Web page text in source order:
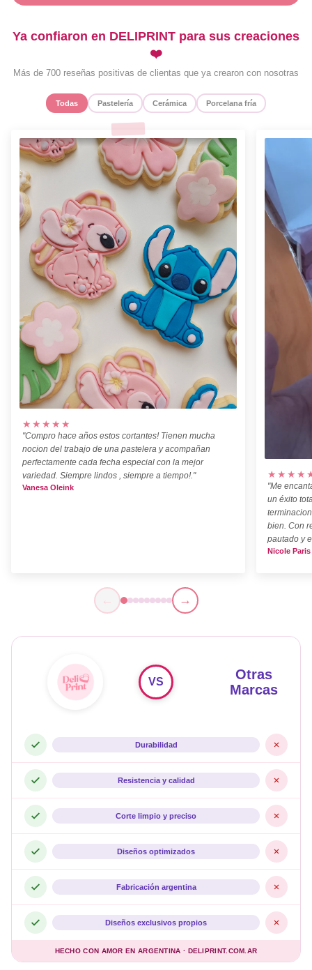
Ya confiaron en DELIPRINT para sus creaciones
❤️
Más de 700 reseñas positivas de clientas que ya crearon con nosotras
Todas Pastelería Cerámica Porcelana fría
★★★★★
"Compro hace años estos cortantes! Tienen mucha
nocion del trabajo de una pastelera y acompañan
perfectamente cada fecha especial con la mejor
variedad. Siempre lindos , siempre a tiempo!."
Vanesa Oleink
"Me
un éxito
bien. Con
pautado y
Nicole Paris
← →
Otras
Marcas
VS
Durabilidad
Resistencia y calidad
Corte limpio y preciso
Diseños optimizados
Fabricación argentina
Diseños exclusivos propios
HECHO CON AMOR EN ARGENTINA · DELIPRINT.COM.AR